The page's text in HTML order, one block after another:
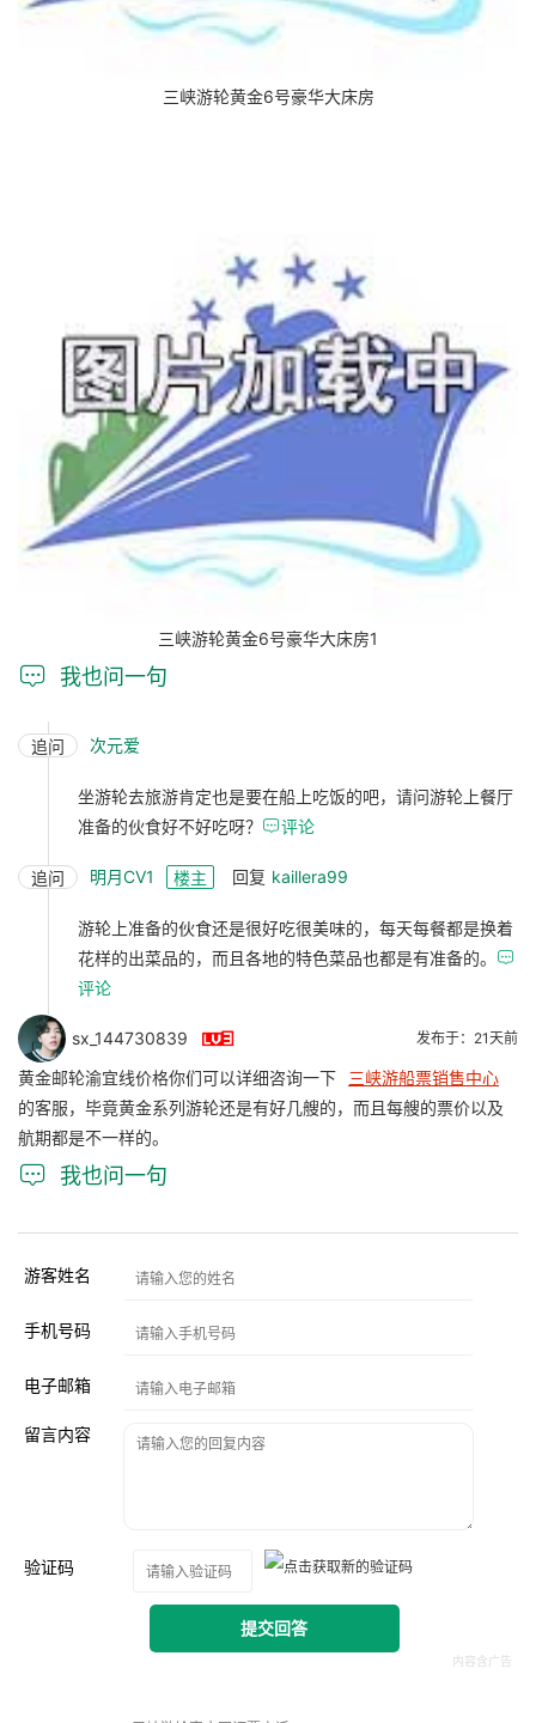
三峡游轮黄金6号豪华大床房
三峡游轮黄金6号豪华大床房1
 我也问一句
追问 次元爱
坐游轮去旅游肯定也是要在船上吃饭的吧，请问游轮上餐厅
准备的伙食好不好吃呀？ 评论
追问 明月CV1 楼主 回复 kaillera99
游轮上准备的伙食还是很好吃很美味的，每天每餐都是换着
花样的出菜品的，而且各地的特色菜品也都是有准备的。 
评论
sx_144730839  发布于：21天前
黄金邮轮渝宜线价格你们可以详细咨询一下
三峡游船票销售中心
的客服，毕竟黄金系列游轮还是有好几艘的，而且每艘的票价以及
航期都是不一样的。
 我也问一句
游客姓名
手机号码
电子邮箱
留言内容
验证码
提交回答